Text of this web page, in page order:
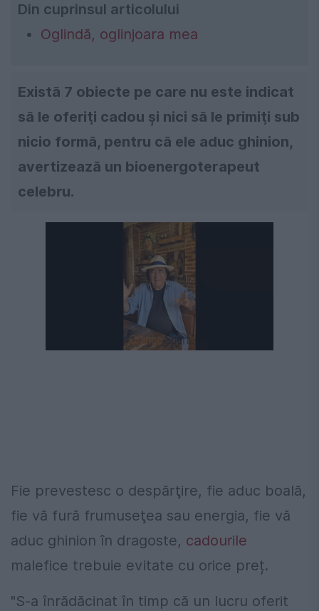
Din cuprinsul articolului
Oglindă, oglinjoara mea
Există 7 obiecte pe care nu este indicat
să le oferiţi cadou şi nici să le primiţi sub
nicio formă, pentru că ele aduc ghinion,
avertizează un bioenergoterapeut
celebru.
Fie prevestesc o despărţire, fie aduc boală,
fie vă fură frumuseţea sau energia, fie vă
aduc ghinion în dragoste, cadourile
malefice trebuie evitate cu orice preț.
"S-a înrădăcinat în timp că un lucru oferit